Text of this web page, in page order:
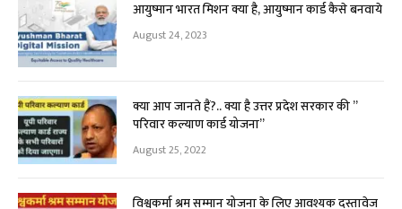
आयुष्मान भारत मिशन क्या है, आयुष्मान कार्ड कैसे बनवाये
August 24, 2023
क्या आप जानते हैं?.. क्या है उत्तर प्रदेश सरकार की ”
परिवार कल्याण कार्ड योजना”
August 25, 2022
विश्वकर्मा श्रम सम्मान योजना के लिए आवश्यक दस्तावेज